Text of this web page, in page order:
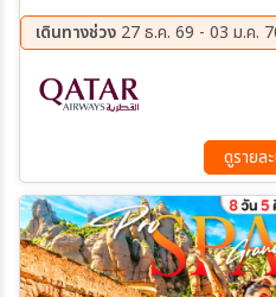
สะพานส่งน้ำโรมัน และย่านเมืองเก่าที่
ปิดท้ายที่บาร์เซโลนา ชมมหาวิหารซา
เช็กอิน Spotify Camp Nou และช้
เดินทางช่วง 27 ธ.ค. 69 - 03 ม.ค.
ดูรายล